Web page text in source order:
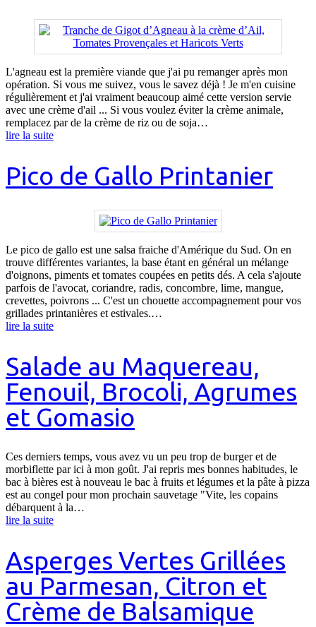
L'agneau est la première viande que j'ai pu remanger après mon
opération. Si vous me suivez, vous le savez déjà ! Je m'en cuisine
régulièrement et j'ai vraiment beaucoup aimé cette version servie
avec une crème d'ail ... Si vous voulez éviter la crème animale,
remplacez par de la crème de riz ou de soja…
lire la suite
Pico de Gallo Printanier
Le pico de gallo est une salsa fraiche d'Amérique du Sud. On en
trouve différentes variantes, la base étant en général un mélange
d'oignons, piments et tomates coupées en petits dés. A cela s'ajoute
parfois de l'avocat, coriandre, radis, concombre, lime, mangue,
crevettes, poivrons ... C'est un chouette accompagnement pour vos
grillades printanières et estivales.…
lire la suite
Salade au Maquereau,
Fenouil, Brocoli, Agrumes
et Gomasio
Ces derniers temps, vous avez vu un peu trop de burger et de
morbiflette par ici à mon goût. J'ai repris mes bonnes habitudes, le
bac à bières est à nouveau le bac à fruits et légumes et la pâte à pizza
est au congel pour mon prochain sauvetage "Vite, les copains
débarquent à la…
lire la suite
Asperges Vertes Grillées
au Parmesan, Citron et
Crème de Balsamique